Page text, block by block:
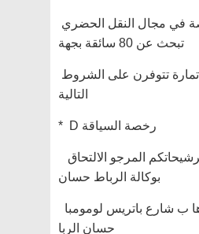
في مجال النقل الحضري
تبحث عن 80 سائقة بجهة
التالية
حسان الربا